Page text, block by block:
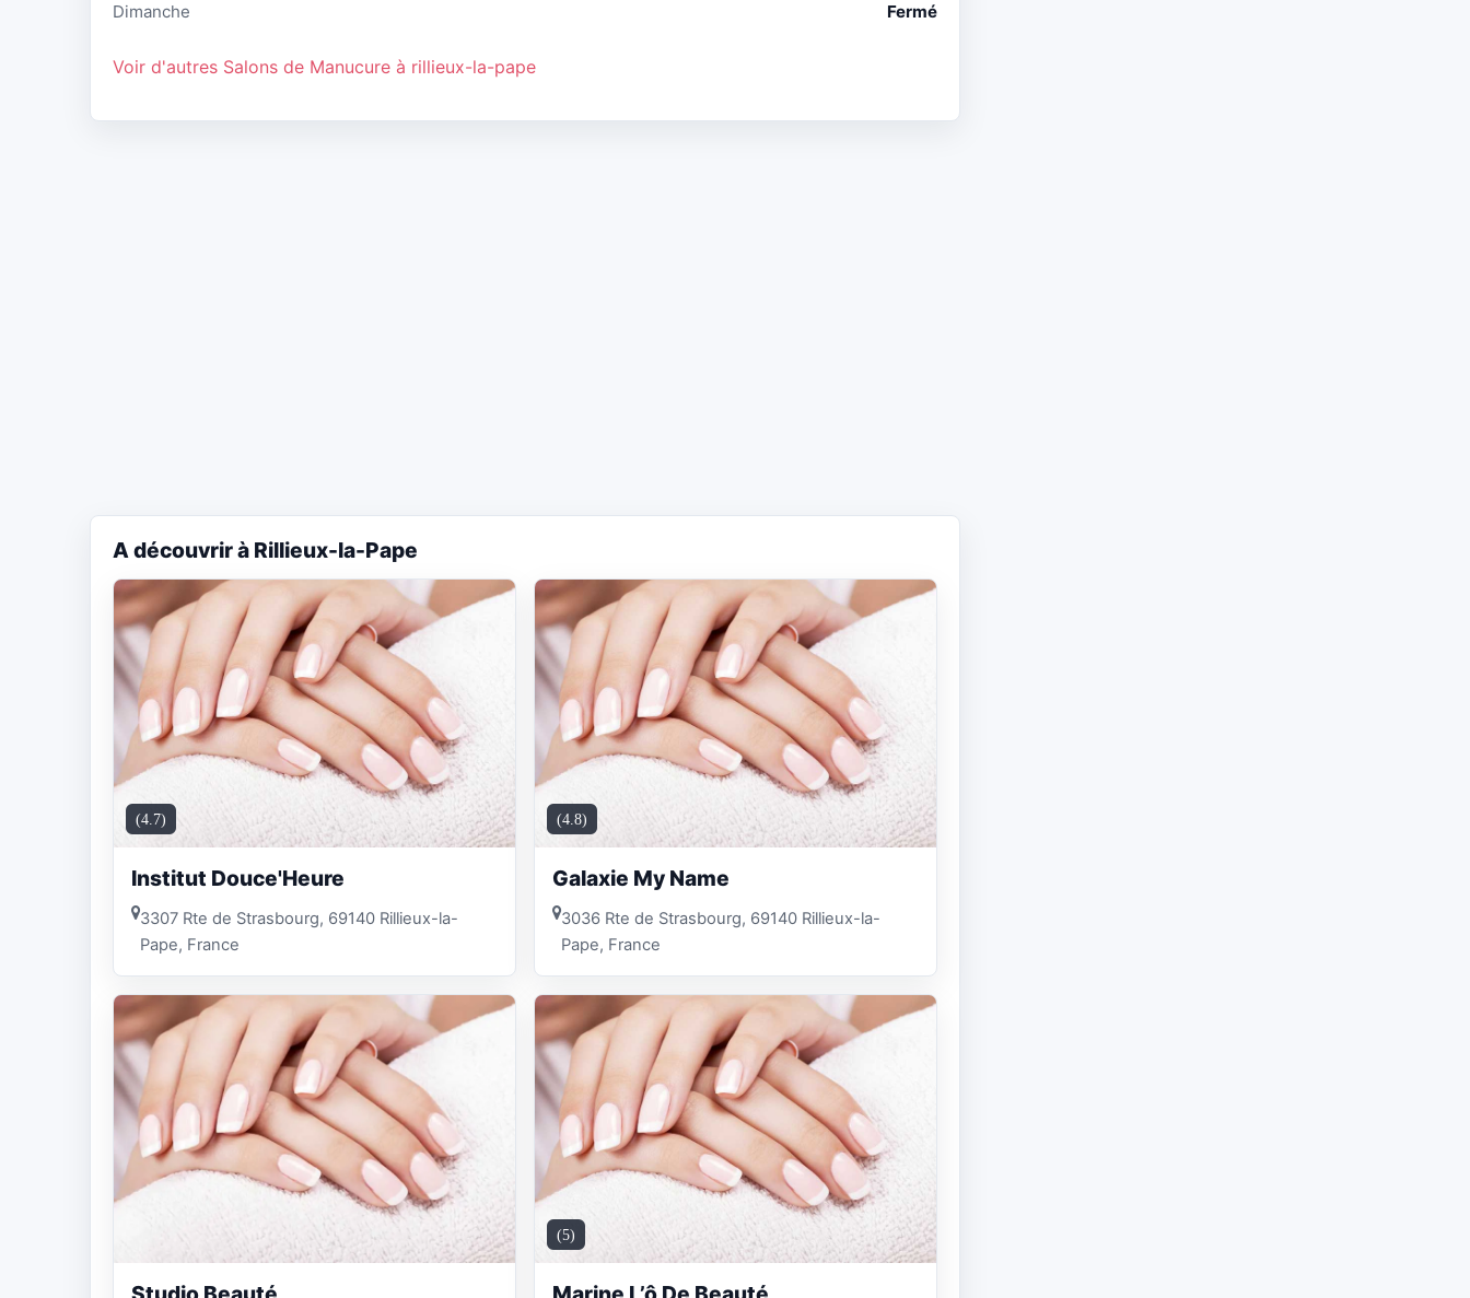
Dimanche
Fermé
Voir d'autres Salons de Manucure à rillieux-la-pape
A découvrir à Rillieux-la-Pape
(4.7)
Institut Douce'Heure
3307 Rte de Strasbourg, 69140 Rillieux-la-
Pape, France
(4.8)
Galaxie My Name
3036 Rte de Strasbourg, 69140 Rillieux-la-
Pape, France
(5)